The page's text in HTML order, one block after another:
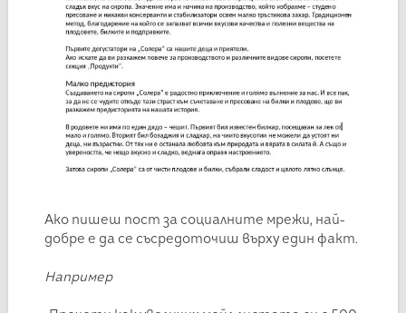
Ако пишеш пост за социалните мрежи, най-
добре е да се съсредоточиш върху един факт.
Например